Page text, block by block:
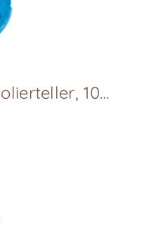
Produktseite
Dämmplatten-Isolierteller, 100 Stk/Karton